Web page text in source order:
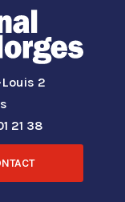
2
21 38